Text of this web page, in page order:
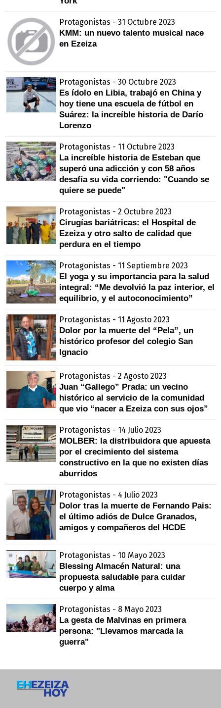
Protagonistas - 31 Octubre 2023
KMM: un nuevo talento musical nace
en Ezeiza
Protagonistas - 30 Octubre 2023
Es ídolo en Libia, trabajó en China y
hoy tiene una escuela de fútbol en
Suárez: la increíble historia de Darío
Lorenzo
Protagonistas - 11 Octubre 2023
La increíble historia de Esteban que
superó una adicción y con 58 años
desafía su vida corriendo: "Cuando se
quiere se puede"
Protagonistas - 2 Octubre 2023
Cirugías bariátricas: el Hospital de
Ezeiza y otro salto de calidad que
perdura en el tiempo
Protagonistas - 11 Septiembre 2023
El yoga y su importancia para la salud
integral: “Me devolvió la paz interior, el
equilibrio, y el autoconocimiento”
Protagonistas - 11 Agosto 2023
Dolor por la muerte del “Pela”, un
histórico profesor del colegio San
Ignacio
Protagonistas - 2 Agosto 2023
Juan “Gallego” Prada: un vecino
histórico al servicio de la comunidad
que vio “nacer a Ezeiza con sus ojos”
Protagonistas - 14 Julio 2023
MOLBER: la distribuidora que apuesta
por el crecimiento del sistema
constructivo en la que no existen días
aburridos
Protagonistas - 4 Julio 2023
Dolor tras la muerte de Fernando Pais:
el último adiós de Dulce Granados,
amigos y compañeros del HCDE
Protagonistas - 10 Mayo 2023
Blessing Almacén Natural: una
propuesta saludable para cuidar
cuerpo y alma
Protagonistas - 8 Mayo 2023
La gesta de Malvinas en primera
persona: "Llevamos marcada la
guerra"